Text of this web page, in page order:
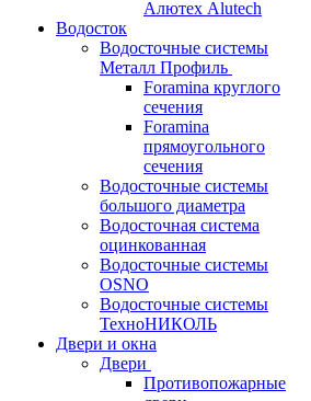
Алютех Alutech
Водосток
Водосточные системы
Металл Профиль
Foramina круглого
сечения
Foramina
прямоугольного
сечения
Водосточные системы
большого диаметра
Водосточная система
оцинкованная
Водосточные системы
OSNO
Водосточные системы
ТехноНИКОЛЬ
Двери и окна
Двери
Противопожарные